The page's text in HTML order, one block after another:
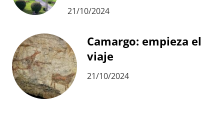
21/10/2024
Camargo: empieza el
viaje
21/10/2024